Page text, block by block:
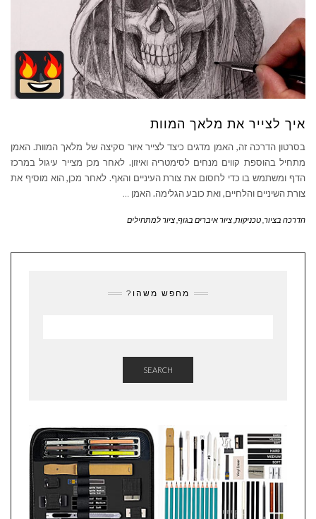
איך לצייר את מלאך המוות
בסרטון הדרכה זה, האמן מדגים כיצד לצייר איור סקיצה של מלאך המוות. האמן
מתחיל בהוספת קווים מנחים לסימטריה ואיזון. לאחר מכן מצייר עיגול במרכז
הדף ומשתמש בו כדי לחסום את צורת העיניים והאף. לאחר מכן, הוא מוסיף את
צורת השיניים והלחיים, ואת כובע הגלימה. האמן …
הדרכה בציור טכניקות ציור איברים בגוף ציור למתחילים
מחפש משהו?
SEARCH